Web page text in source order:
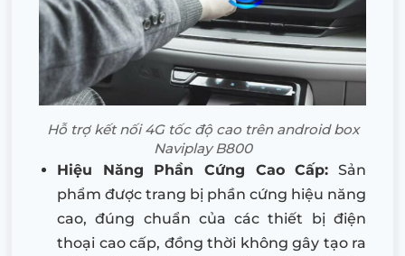
Hỗ trợ kết nối 4G tốc độ cao trên android box
Naviplay B800
Hiệu Năng Phần Cứng Cao Cấp: Sản
phẩm được trang bị phần cứng hiệu năng
cao, đúng chuẩn của các thiết bị điện
thoại cao cấp, đồng thời không gây tạo ra